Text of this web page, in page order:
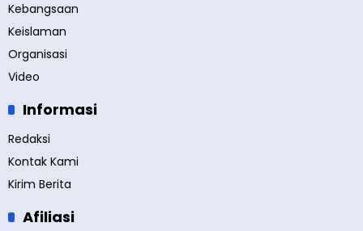
Kebangsaan
Keislaman
Organisasi
Video
Informasi
Redaksi
Kontak Kami
Kirim Berita
Afiliasi